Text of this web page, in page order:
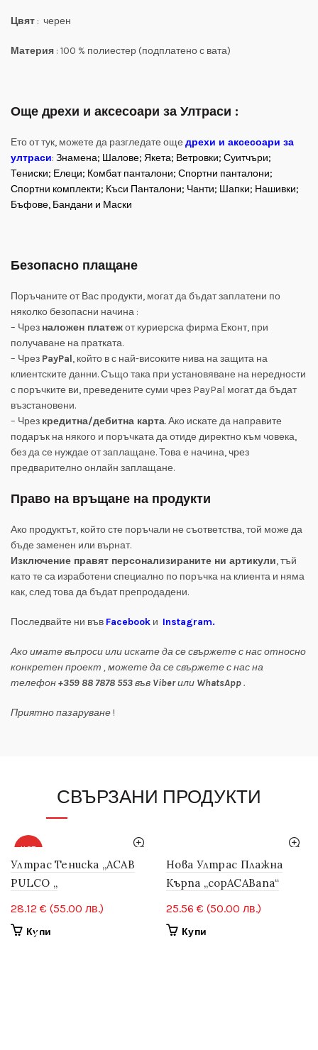
Цвят : черен
Материя : 100 % полиестер (подплатено с вата)
Още дрехи и аксесоари за Ултраси :
Ето от тук, можете да разгледате още дрехи и аксесоари за
ултраси: Знамена; Шалове; Якета; Ветровки; Суитчъри;
Тениски; Елеци; Комбат панталони; Спортни панталони;
Спортни комплекти; Къси Панталони; Чанти; Шапки; Нашивки;
Бъфове, Бандани и Маски
Безопасно плащане
Поръчаните от Вас продукти, могат да бъдат заплатени по
няколко безопасни начина :
– Чрез наложен платежот куриерска фирма Еконт, при
получаване на пратката.
– Чрез PayPal, който в с най-високите нива на защита на
клиентските данни. Също така при установяване на нередности
с поръчките ви, преведените суми чрез PayPal могат да бъдат
възстановени.
– Чрез кредитна/дебитна карта. Ако искате да направите
подарък на някого и поръчката да отиде директно към човека,
без да се нуждае от заплащане. Това е начина, чрез
предварително онлайн заплащане.
Право на връщане на продукти
Ако продуктът, който сте поръчали не съответства, той може да
бъде заменен или върнат.
Изключение правят персонализираните ни артикули, тъй
като те са изработени специално по поръчка на клиента и няма
как, след това да бъдат препродадени.
Последвайте ни във Facebook и Instagram.
Ако имате въпроси или искате да се свържете с нас относно
конкретен проект , можете да се свържете с нас на
телефон+359 88 7878 553във Viberили WhatsApp.
Приятно пазаруване!
СВЪРЗАНИ ПРОДУКТИ
HOT
Ултрас Тениска „ACAB
PULCO „
28.12 € (55.00 лв.)
Купи
Нова Ултрас Плажна
Кърпа „copACABana“
25.56 € (50.00 лв.)
Купи